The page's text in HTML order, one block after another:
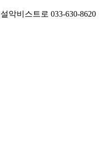
악비스트로 033-630-8620